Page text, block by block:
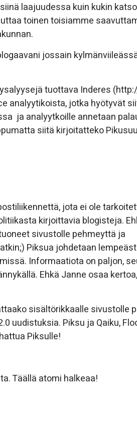
laajuudessa kuin kukin
toinen toisiamme
jossain
tuottava Inderes
analyytikoista, jotka hyötyvät
ja analyytkoille annetaan
siitä kirjoitatteko
jota ei ole
kirjoittavia blogisteja.
sivustolle pehmeyttä ja
Piksua johdetaan
Informaatiota on paljon,
Ehkä Janne osaa
sisältörikkaalle sivustolle
uudistuksia. Piksu ja Qaiku,
Piksulle!
Täällä atomi halkeaa!